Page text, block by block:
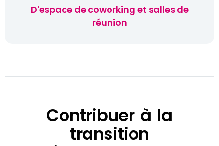
D'espace de coworking et salles de
réunion
Contribuer à la
transition